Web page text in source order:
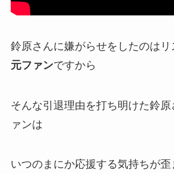
鈴原さんに嫌がらせをしたのは
元ファンですから
そんな引退理由を打ち明けた鈴
ァンは
いつのまにか応援する気持ちが